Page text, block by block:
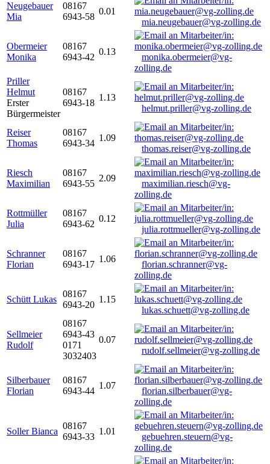
Neugebauer
Mia
08167
6943-58
0.01
mia.neugebauer@vg-zolling.de
Obermeier
Monika
08167
6943-42
0.13
monika.obermeier@vg-
zolling.de
Priller
Helmut
Erster
Bürgermeister
08167
6943-18
1.13
helmut.priller@vg-zolling.de
Reiser
Thomas
08167
6943-34
1.09
thomas.reiser@vg-zolling.de
Riesch
Maximilian
08167
6943-55
2.09
maximilian.riesch@vg-
zolling.de
Rottmüller
Julia
08167
6943-62
0.12
julia.rottmueller@vg-zolling.de
Schranner
Florian
08167
6943-17
1.06
florian.schranner@vg-
zolling.de
Schütt Lukas
08167
6943-20
1.15
lukas.schuett@vg-zolling.de
Sellmeier
Rudolf
08167
6943-43
0171
3032403
0.07
rudolf.sellmeier@vg-zolling.de
Silberbauer
Florian
08167
6943-44
1.07
florian.silberbauer@vg-
zolling.de
Soller Bianca
08167
6943-33
1.01
gebuehren.steuern@vg-
zolling.de